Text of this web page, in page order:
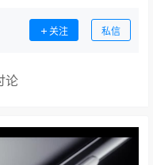
关注 私信
论